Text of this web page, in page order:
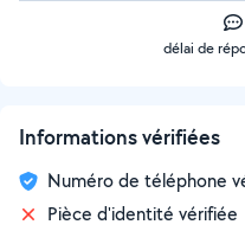
délai de
Informations vérifiées
Numéro de téléphone
Pièce d'identité vérifiée